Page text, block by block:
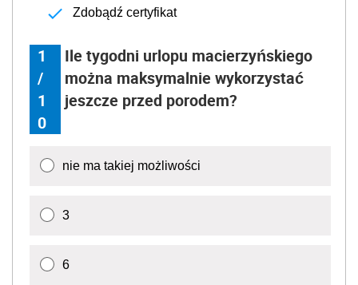
Zdobądź certyfikat
1
/
1
0
Ile tygodni urlopu macierzyńskiego
można maksymalnie wykorzystać
jeszcze przed porodem?
nie ma takiej możliwości
3
6